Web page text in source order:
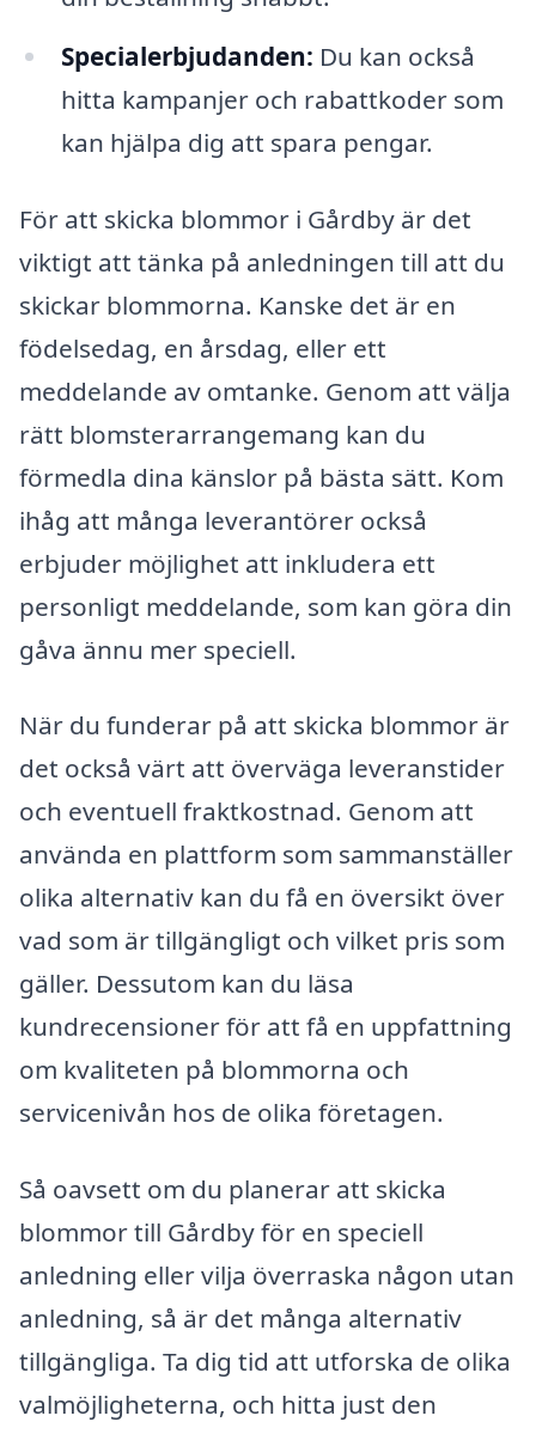
Specialerbjudanden: Du kan också
hitta kampanjer och rabattkoder som
kan hjälpa dig att spara pengar.
För att skicka blommor i Gårdby är det
viktigt att tänka på anledningen till att du
skickar blommorna. Kanske det är en
födelsedag, en årsdag, eller ett
meddelande av omtanke. Genom att välja
rätt blomsterarrangemang kan du
förmedla dina känslor på bästa sätt. Kom
ihåg att många leverantörer också
erbjuder möjlighet att inkludera ett
personligt meddelande, som kan göra din
gåva ännu mer speciell.
När du funderar på att skicka blommor är
det också värt att överväga leveranstider
och eventuell fraktkostnad. Genom att
använda en plattform som sammanställer
olika alternativ kan du få en översikt över
vad som är tillgängligt och vilket pris som
gäller. Dessutom kan du läsa
kundrecensioner för att få en uppfattning
om kvaliteten på blommorna och
servicenivån hos de olika företagen.
Så oavsett om du planerar att skicka
blommor till Gårdby för en speciell
anledning eller vilja överraska någon utan
anledning, så är det många alternativ
tillgängliga. Ta dig tid att utforska de olika
valmöjligheterna, och hitta just den